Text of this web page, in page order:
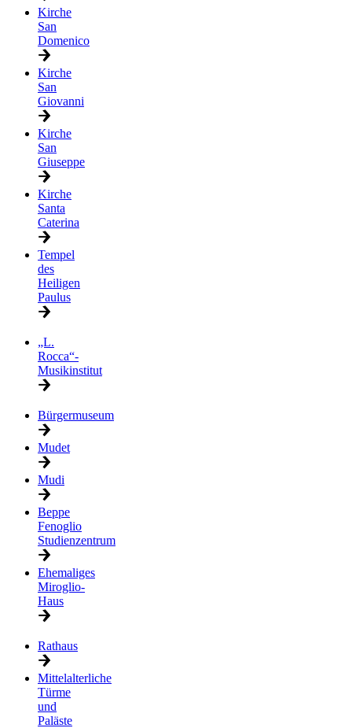
Kirche
San
Domenico
Kirche
San
Giovanni
Kirche
San
Giuseppe
Kirche
Santa
Caterina
Tempel
des
Heiligen
Paulus
„L.
Rocca“-
Musikinstitut
Bürgermuseum
Mudet
Mudi
Beppe
Fenoglio
Studienzentrum
Ehemaliges
Miroglio-
Haus
Rathaus
Mittelalterliche
Türme
und
Paläste